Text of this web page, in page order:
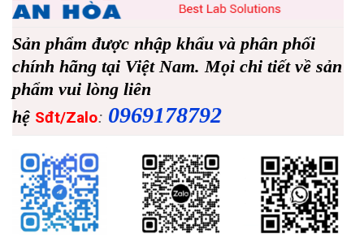
Sản phẩm được nhập khẩu và phân phối
chính hãng tại Việt Nam. Mọi chi tiết về sản
phẩm vui lòng liên
hệ Sđt/Zalo: 0969178792